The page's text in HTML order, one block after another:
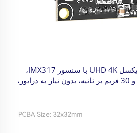
ماژول دوربین 8 مگاپیکسل UHD 4K با سنسور IMX317،
رزولوشن 3840*2160 و 30 فریم بر ثانیه، بدون نیاز به درایور،